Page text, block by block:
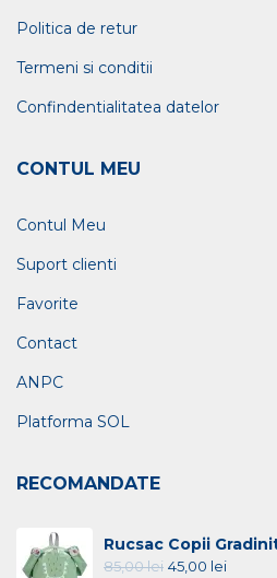
Politica de retur
Termeni si conditii
Confindentialitatea datelor
CONTUL MEU
Contul Meu
Suport clienti
Favorite
Contact
ANPC
Platforma SOL
RECOMANDATE
Rucsac Copii
85,00lei 45,00 lei